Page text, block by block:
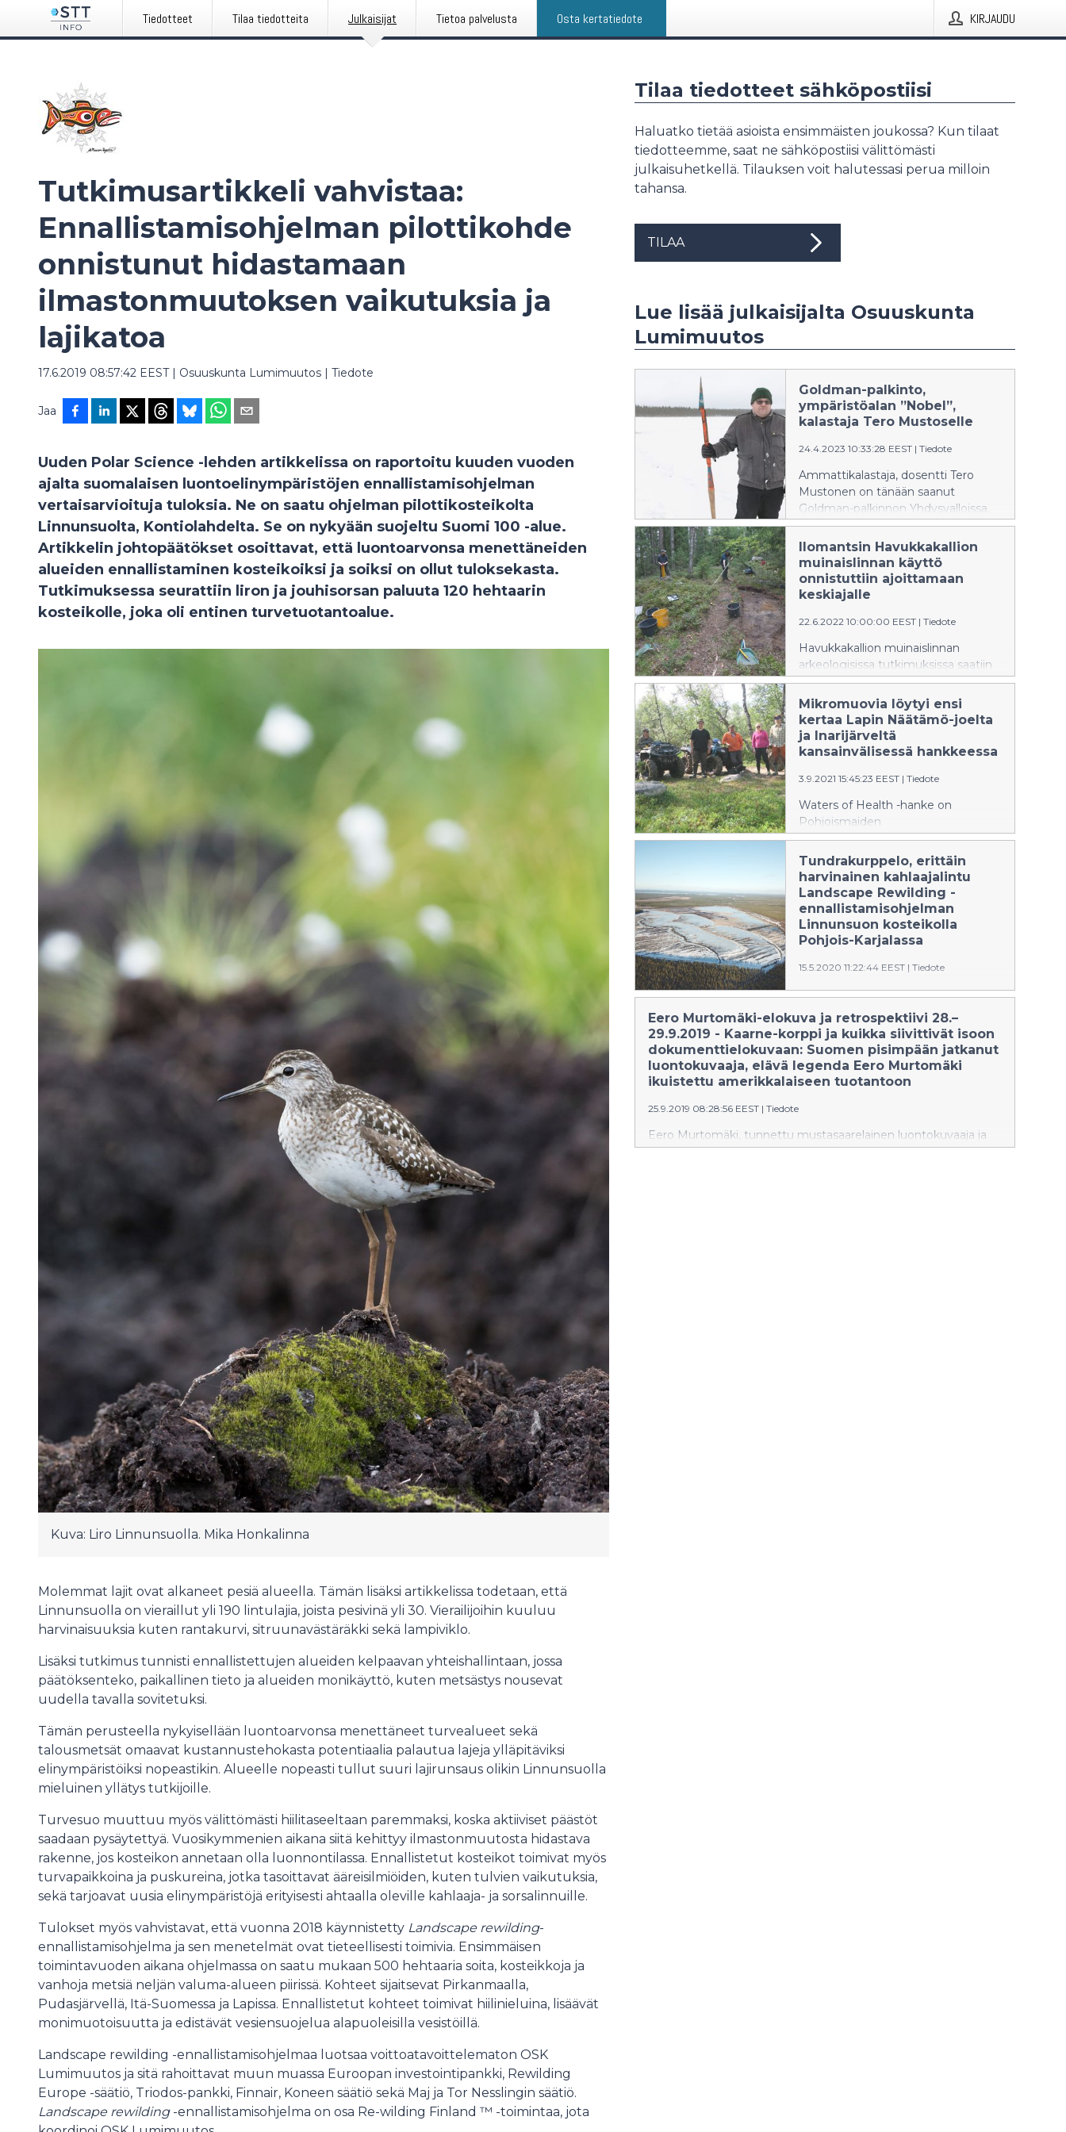
Tiedotteet Tilaa tiedotteita Julkaisijat Tietoa palvelusta Osta kertatiedote KIRJAUDU
Tutkimusartikkeli vahvistaa:
Ennallistamisohjelman pilottikohde
onnistunut hidastamaan
ilmastonmuutoksen vaikutuksia ja
lajikatoa
17.6.2019 08:57:42 EEST| Osuuskunta Lumimuutos | Tiedote
Jaa
Uuden Polar Science -lehden artikkelissa on raportoitu kuuden vuoden
ajalta suomalaisen luontoelinympäristöjen ennallistamisohjelman
vertaisarvioituja tuloksia. Ne on saatu ohjelman pilottikosteikolta
Linnunsuolta, Kontiolahdelta. Se on nykyään suojeltu Suomi 100 -alue.
Artikkelin johtopäätökset osoittavat, että luontoarvonsa menettäneiden
alueiden ennallistaminen kosteikoiksi ja soiksi on ollut tuloksekasta.
Tutkimuksessa seurattiin liron ja jouhisorsan paluuta 120 hehtaarin
kosteikolle, joka oli entinen turvetuotantoalue.
Kuva: Liro Linnunsuolla. Mika Honkalinna
Molemmat lajit ovat alkaneet pesiä alueella. Tämän lisäksi artikkelissa todetaan, että
Linnunsuolla on vieraillut yli 190 lintulajia, joista pesivinä yli 30. Vierailijoihin kuuluu
harvinaisuuksia kuten rantakurvi, sitruunavästäräkki sekä lampiviklo.
Lisäksi tutkimus tunnisti ennallistettujen alueiden kelpaavan yhteishallintaan, jossa
päätöksenteko, paikallinen tieto ja alueiden monikäyttö, kuten metsästys nousevat
uudella tavalla sovitetuksi.
Tämän perusteella nykyisellään luontoarvonsa menettäneet turvealueet sekä
talousmetsät omaavat kustannustehokasta potentiaalia palautua lajeja ylläpitäviksi
elinympäristöiksi nopeastikin. Alueelle nopeasti tullut suuri lajirunsaus olikin Linnunsuolla
mieluinen yllätys tutkijoille.
Turvesuo muuttuu myös välittömästi hiilitaseeltaan paremmaksi, koska aktiiviset päästöt
saadaan pysäytettyä. Vuosikymmenien aikana siitä kehittyy ilmastonmuutosta hidastava
rakenne, jos kosteikon annetaan olla luonnontilassa. Ennallistetut kosteikot toimivat myös
turvapaikkoina ja puskureina, jotka tasoittavat ääreisilmiöiden, kuten tulvien vaikutuksia,
sekä tarjoavat uusia elinympäristöjä erityisesti ahtaalla oleville kahlaaja- ja sorsalinnuille.
Tulokset myös vahvistavat, että vuonna 2018 käynnistetty Landscape rewilding-
ennallistamisohjelma ja sen menetelmät ovat tieteellisesti toimivia. Ensimmäisen
toimintavuoden aikana ohjelmassa on saatu mukaan 500 hehtaaria soita, kosteikkoja ja
vanhoja metsiä neljän valuma-alueen piirissä. Kohteet sijaitsevat Pirkanmaalla,
Pudasjärvellä, Itä-Suomessa ja Lapissa. Ennallistetut kohteet toimivat hiilinieluina, lisäävät
monimuotoisuutta ja edistävät vesiensuojelua alapuoleisilla vesistöillä.
Landscape rewilding -ennallistamisohjelmaa luotsaa voittoatavoittelematon OSK
Lumimuutos ja sitä rahoittavat muun muassa Euroopan investointipankki, Rewilding
Europe -säätiö, Triodos-pankki, Finnair, Koneen säätiö sekä Maj ja Tor Nesslingin säätiö.
Landscape rewilding-ennallistamisohjelma on osa Re-wilding Finland ™ -toimintaa, jota
Tilaa tiedotteet sähköpostiisi
Haluatko tietää asioista ensimmäisten joukossa? Kun tilaat
tiedotteemme, saat ne sähköpostiisi välittömästi
julkaisuhetkellä. Tilauksen voit halutessasi perua milloin
tahansa.
TILAA
Lue lisää julkaisijalta Osuuskunta
Lumimuutos
Goldman-palkinto,
ympäristöalan ”Nobel”,
kalastaja Tero Mustoselle
24.4.2023 10:33:28 EEST | Tiedote
Ammattikalastaja, dosentti Tero
Mustonen on tänään saanut
Goldman-palkinnon Yhdysvalloissa.
Kyseessä on maailman merkittävin,
vihreäksi Nobeliksikin kutsuttu,
ympäristöpalkinto. Se on
kunnianosoitus tavallisille ihmisille,
jotka ovat tehneet epätavallisia
Palkinto myönnetään nyt ensi
kertaa Suomeen. Sitä on jaettu
vuodesta 1989.
Ilomantsin Havukkakallion
muinaislinnan käyttö
onnistuttiin ajoittamaan
keskiajalle
22.6.2022 10:00:00 EEST | Tiedote
Havukkakallion muinaislinnan
arkeologisissa tutkimuksissa saatiin
merkittävä läpimurto.
Puolustuslinnoituksen käyttö
voidaan tarkentaa ja todentaa 1300-
luvulta 1500-luvulle uusien tulosten
valossa.
Mikromuovia löytyi ensi
kertaa Lapin Näätämö-joelta
ja Inarijärveltä
kansainvälisessä hankkeessa
3.9.2021 15:45:23 EEST | Tiedote
Waters of Health -hanke on
Pohjoismaiden
ympäristörahoitusrahaston NEFCO:n
tukema kaksivuotinen
seurantahanke, joka on tunnistanut
ensimmäiset mikromuoviesiintymät
erämaisilla Näätämöjoen ja
Inarijärven vesistöillä. Lisäksi saatiin
seurattua ilmastonmuutoksen
Venäjällä, Norjassa ja Suomessa.
Hanketta koordinoi suomalainen
Lumimuutos.
Tundrakurppelo, erittäin
harvinainen kahlaajalintu
Landscape Rewilding -
ennallistamisohjelman
Linnunsuon kosteikolla
Pohjois-Karjalassa
15.5.2020 11:22:44 EEST | Tiedote
Suomessa erittäin harvinainen
tundrakurppelo (Limnodromus
scolopaceus) vierailee parhaillaan
Kontiolahden Linnunsuon
kosteikolla. Linnunsuo on kansallisen
Landscape Rewilding -ohjelman yli
Kontiolahdella.
Eero Murtomäki-elokuva ja retrospektiivi 28.–
29.9.2019 - Kaarne-korppi ja kuikka siivittivät isoon
dokumenttielokuvaan: Suomen pisimpään jatkanut
luontokuvaaja, elävä legenda Eero Murtomäki
ikuistettu amerikkalaiseen tuotantoon
25.9.2019 08:28:56 EEST | Tiedote
Eero Murtomäki, tunnettu mustasaarelainen luontokuvaaja ja
kirjailija, on keskiössä viikonloppuna 28.–29. syyskuuta osana